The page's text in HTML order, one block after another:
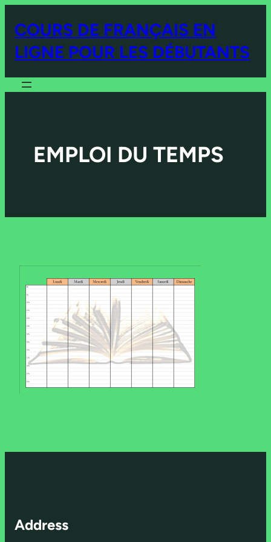
COURS DE FRANÇAIS EN
LIGNE POUR LES DÉBUTANTS
EMPLOI DU TEMPS
Address